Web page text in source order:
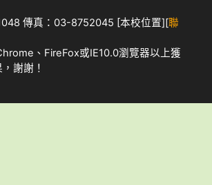
傳真：03-8752045 [本校位置][聯
、 FireFox或IE10.0瀏覽器以上獲
謝謝！